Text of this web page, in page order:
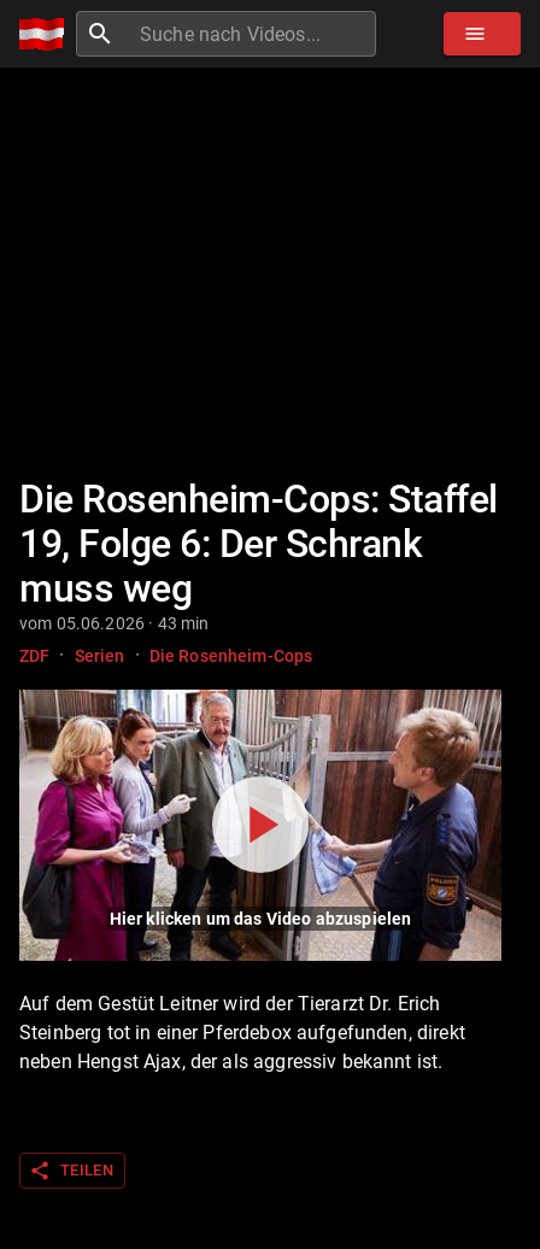
search menu
Die Rosenheim-Cops: Staffel
19, Folge 6: Der Schrank
muss weg
vom 05.06.2026 · 43 min
ZDF · Serien · Die Rosenheim-Cops
Hier klicken um das Video abzuspielen
Auf dem Gestüt Leitner wird der Tierarzt Dr. Erich
Steinberg tot in einer Pferdebox aufgefunden, direkt
neben Hengst Ajax, der als aggressiv bekannt ist.
share TEILEN